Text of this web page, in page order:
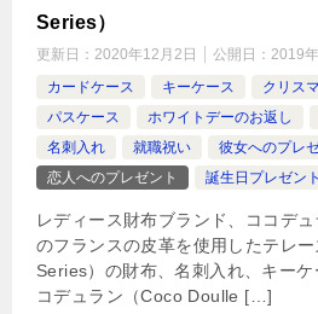
Series）
更新日： 2020年12月2日 公開日： 2019
カードケース
キーケース
クリス
パスケース
ホワイトデーのお返し
名刺入れ
就職祝い
彼女へのプレ
恋人へのプレゼント
誕生日プレゼント
レディース財布ブランド、ココデ
のフランスの皮革を使用したテレ
Series）の財布、名刺入れ、キー
コデュラン（Coco Doulle […]